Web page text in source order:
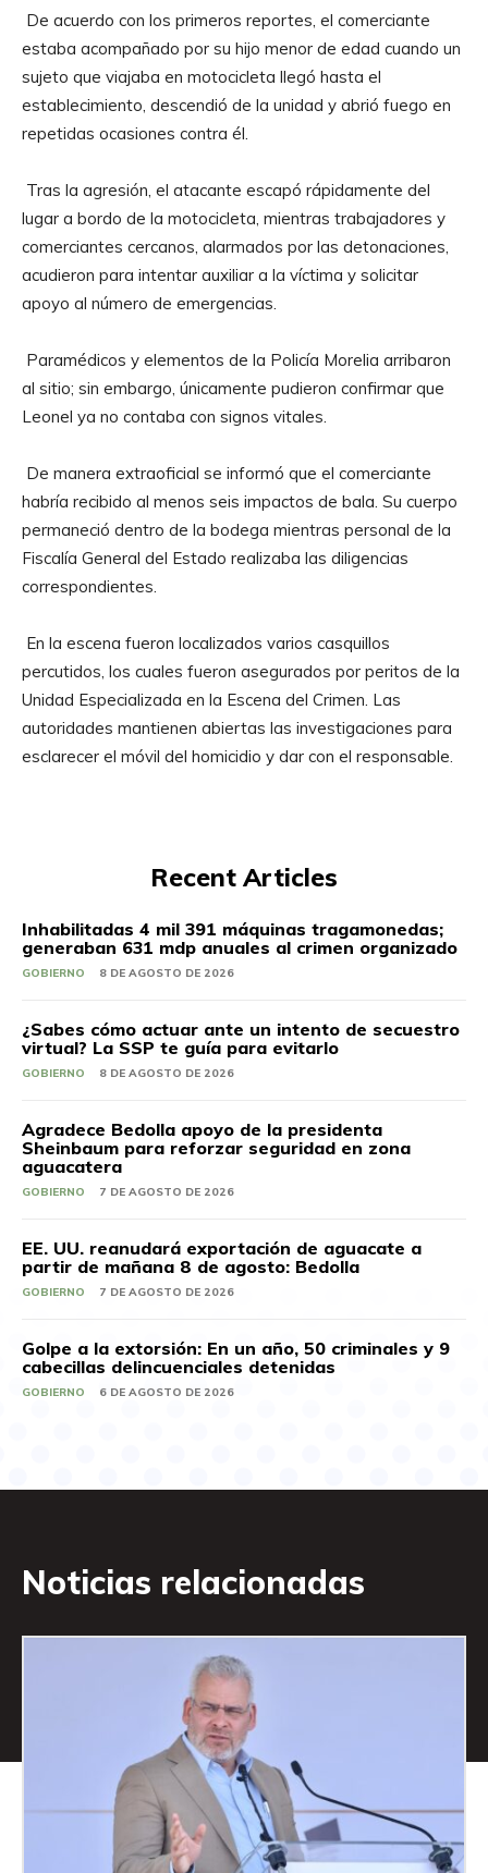
De acuerdo con los primeros reportes, el comerciante
estaba acompañado por su hijo menor de edad cuando un
sujeto que viajaba en motocicleta llegó hasta el
establecimiento, descendió de la unidad y abrió fuego en
repetidas ocasiones contra él.
Tras la agresión, el atacante escapó rápidamente del
lugar a bordo de la motocicleta, mientras trabajadores y
comerciantes cercanos, alarmados por las detonaciones,
acudieron para intentar auxiliar a la víctima y solicitar
apoyo al número de emergencias.
Paramédicos y elementos de la Policía Morelia arribaron
al sitio; sin embargo, únicamente pudieron confirmar que
Leonel ya no contaba con signos vitales.
De manera extraoficial se informó que el comerciante
habría recibido al menos seis impactos de bala. Su cuerpo
permaneció dentro de la bodega mientras personal de la
Fiscalía General del Estado realizaba las diligencias
correspondientes.
En la escena fueron localizados varios casquillos
percutidos, los cuales fueron asegurados por peritos de la
Unidad Especializada en la Escena del Crimen. Las
autoridades mantienen abiertas las investigaciones para
esclarecer el móvil del homicidio y dar con el responsable.
Recent Articles
Inhabilitadas 4 mil 391 máquinas tragamonedas;
generaban 631 mdp anuales al crimen organizado
GOBIERNO 8 DE AGOSTO DE 2026
¿Sabes cómo actuar ante un intento de secuestro
virtual? La SSP te guía para evitarlo
GOBIERNO 8 DE AGOSTO DE 2026
Agradece Bedolla apoyo de la presidenta
Sheinbaum para reforzar seguridad en zona
aguacatera
GOBIERNO 7 DE AGOSTO DE 2026
EE. UU. reanudará exportación de aguacate a
partir de mañana 8 de agosto: Bedolla
GOBIERNO 7 DE AGOSTO DE 2026
Golpe a la extorsión: En un año, 50 criminales y 9
cabecillas delincuenciales detenidas
GOBIERNO 6 DE AGOSTO DE 2026
Noticias relacionadas